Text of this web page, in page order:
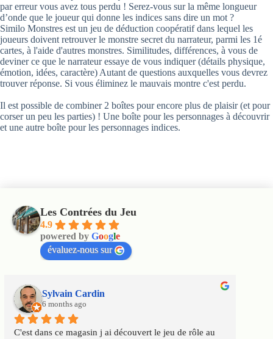
par erreur vous avez tous perdu ! Serez-vous sur la même longueur
d’onde que le joueur qui donne les indices sans dire un mot ?
Similo Monstres est un jeu de déduction coopératif dans lequel les
joueurs doivent retrouver le monstre secret du narrateur, parmi les 1é
cartes, à l'aide d'autres monstres. Similitudes, différences, à vous de
deviner ce que le narrateur essaye de vous indiquer (détails physique,
émotion, idées, caractère) Autant de questions auxquelles vous devrez
trouver réponse. Si vous éliminez le mauvais montre c'est perdu.
Il est possible de combiner 2 boîtes pour encore plus de plaisir (et pour
corser un peu les parties) ! Une boîte pour les personnages à découvrir
et une autre boîte pour les personnages indices.
Les Contrées du Jeu
4.9
powered by Google
évaluez-nous sur
Sylvain Cardin
6 months ago
C'est dans ce magasin j ai découvert le jeu de rôle au